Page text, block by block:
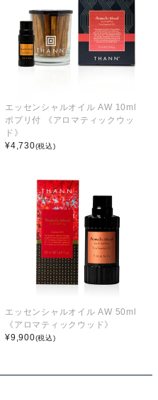
エッセンシャルオイル AW 10ml
ポプリ付 《アロマティックウッ
ド》
¥4,730(税込)
エッセンシャルオイル AW 50ml
《アロマティックウッド》
¥9,900(税込)